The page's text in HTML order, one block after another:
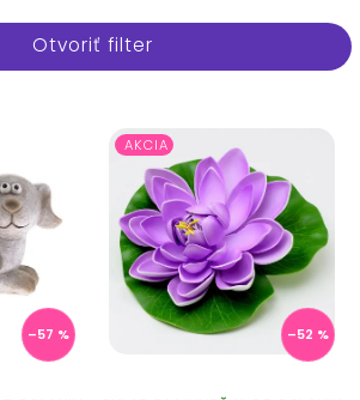
Otvoriť filter
–57 %
AKCIA
–52 %